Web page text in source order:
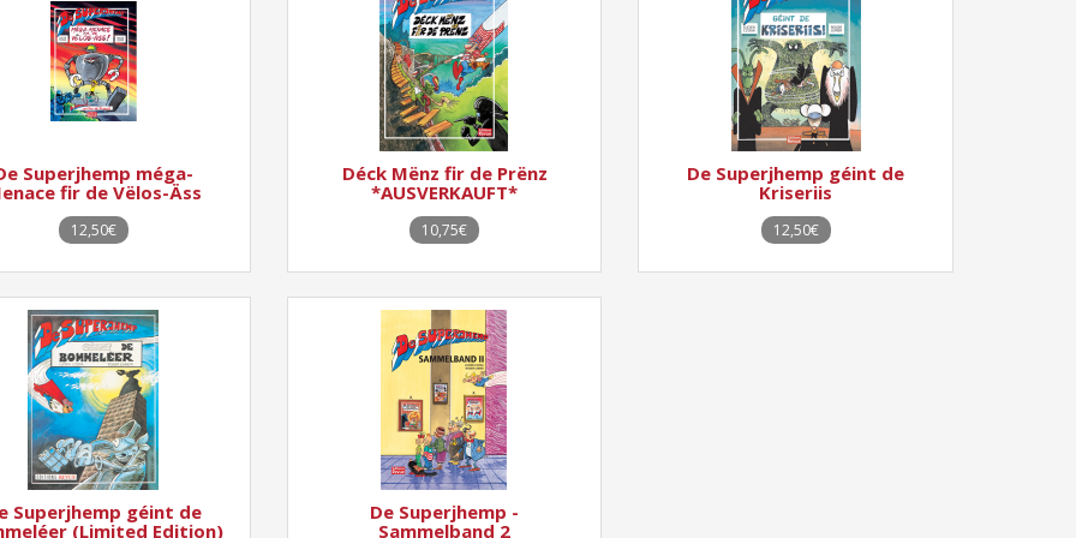
Superjhemp méga-
fir de Vëlos-Äss
12,50€
Déck Mënz fir de Prënz
*AUSVERKAUFT*
10,75€
De Superjhemp géint de
Kriseriis
12,50€
Superjhemp géint de
(Limited Edition)
De Superjhemp -
Sammelband 2